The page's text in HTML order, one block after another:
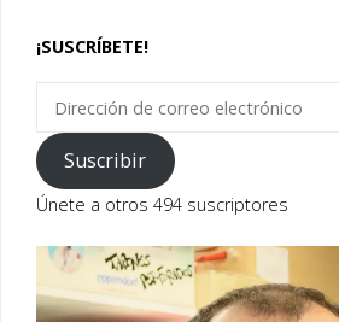
¡SUSCRÍBETE!
correo
electrónico
Suscribir
Únete a otros 494 suscriptores